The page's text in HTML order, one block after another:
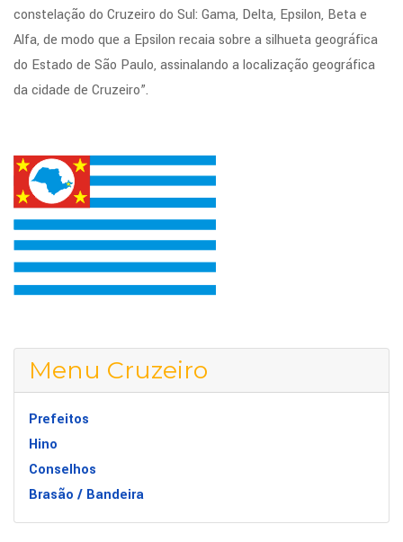
constelação do Cruzeiro do Sul: Gama, Delta, Epsilon, Beta e
Alfa, de modo que a Epsilon recaia sobre a silhueta geográfica
do Estado de São Paulo, assinalando a localização geográfica
da cidade de Cruzeiro”.
Menu Cruzeiro
Prefeitos
Hino
Conselhos
Brasão / Bandeira